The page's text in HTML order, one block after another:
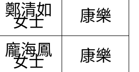
鄭清如
女士 康樂
龐海鳳
女士 康樂